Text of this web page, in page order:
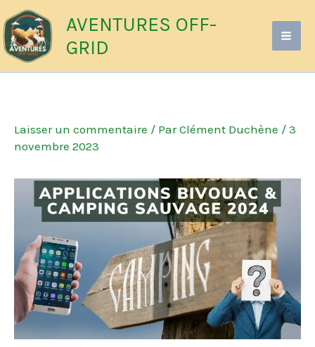
Aller
au
contenu
AVENTURES OFF-
GRID
Laisser un commentaire / ParClément Duchène / 3
novembre 2023